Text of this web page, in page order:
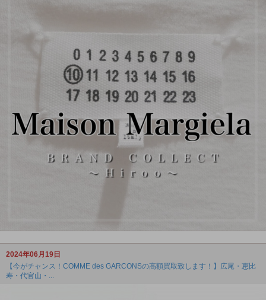
2024年06月19日
【今がチャンス！COMME des GARCONSの高額買取致します！】広尾・恵比
寿・代官山・...